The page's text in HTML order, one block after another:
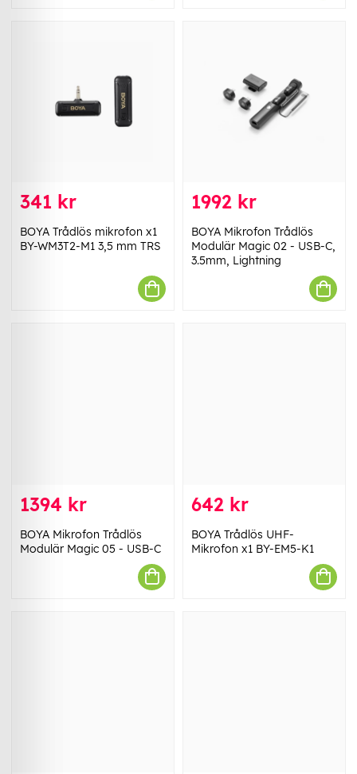
341 kr
BOYA Trådlös mikrofon x1
BY-WM3T2-M1 3,5 mm TRS
1992 kr
BOYA Mikrofon Trådlös
Modulär Magic 02 - USB-C,
3.5mm, Lightning
1394 kr
BOYA Mikrofon Trådlös
Modulär Magic 05 - USB-C
642 kr
BOYA Trådlös UHF-
Mikrofon x1 BY-EM5-K1